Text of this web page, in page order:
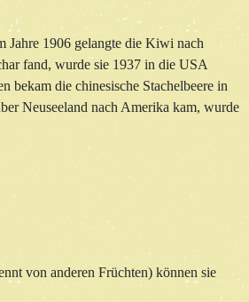
Jahre 1906 gelangte die Kiwi nach
fand, wurde sie 1937 in die USA
die chinesische Stachelbeere in
Neuseeland nach Amerika kam, wurde
von anderen Früchten) können sie